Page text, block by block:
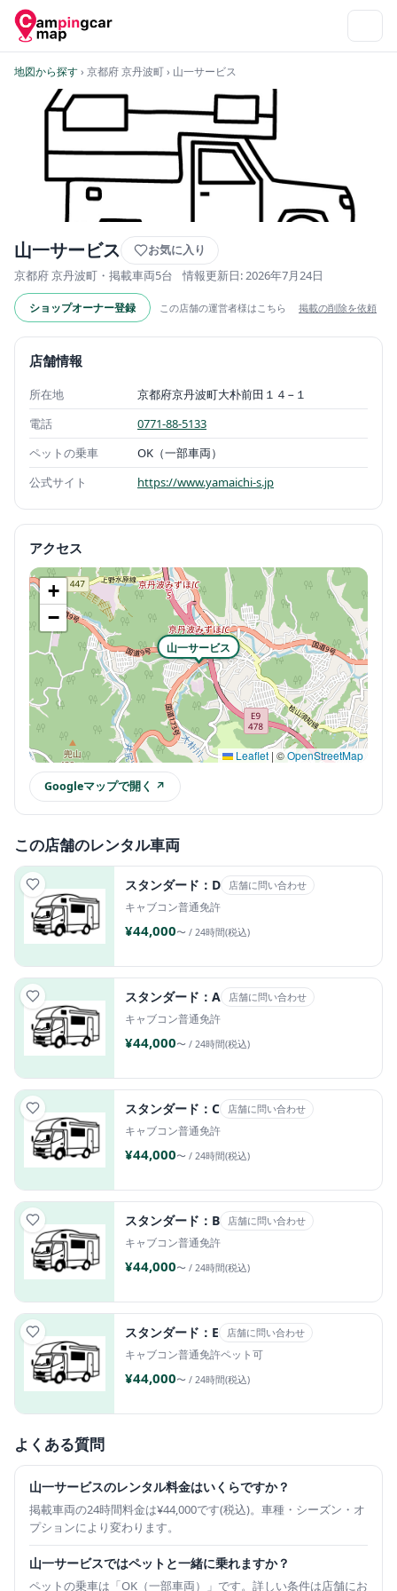
地図から探す› 京都府 京丹波町› 山一サービス
山一サービス お気に入り
京都府 京丹波町・掲載車両5台 情報更新日: 2026年7月24日
ショップオーナー登録 この店舗の運営者様はこちら 掲載の削除を依頼
店舗情報
所在地
京都府京丹波町大朴前田１４−１
電話
0771-88-5133
ペットの乗車
OK（一部車両）
公式サイト
https://www.yamaichi-s.jp
アクセス
山一サービス
+
−
Leaflet | ©OpenStreetMap
Googleマップで開く ↗
この店舗のレンタル車両
スタンダード：D 店舗に問い合わせ
キャブコン普通免許
¥44,000〜 / 24時間(税込)
スタンダード：A 店舗に問い合わせ
キャブコン普通免許
¥44,000〜 / 24時間(税込)
スタンダード：C 店舗に問い合わせ
キャブコン普通免許
¥44,000〜 / 24時間(税込)
スタンダード：B 店舗に問い合わせ
キャブコン普通免許
¥44,000〜 / 24時間(税込)
スタンダード：E 店舗に問い合わせ
キャブコン普通免許ペット可
¥44,000〜 / 24時間(税込)
よくある質問
山一サービスのレンタル料金はいくらですか？
掲載車両の24時間料金は¥44,000です(税込)。車種・シーズン・オ
プションにより変わります。
山一サービスではペットと一緒に乗れますか？
ペットの乗車は「OK（一部車両）」です。詳しい条件は店舗にお